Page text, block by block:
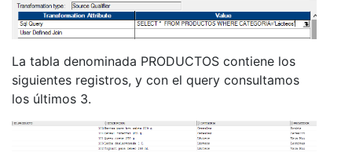
La tabla denominada PRODUCTOS contiene los
siguientes registros, y con el query consultamos
los últimos 3.